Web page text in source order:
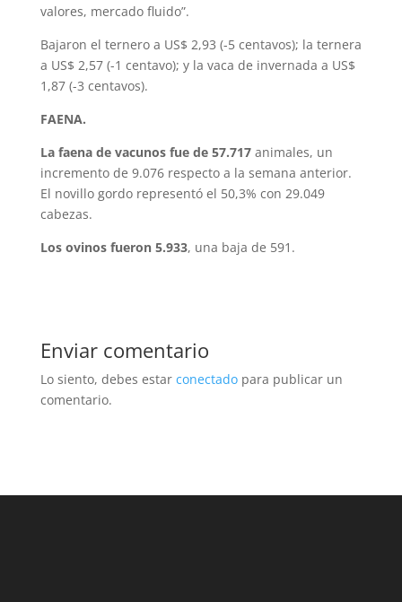
valores, mercado fluido”.
Bajaron el ternero a US$ 2,93 (-5 centavos); la ternera
a US$ 2,57 (-1 centavo); y la vaca de invernada a US$
1,87 (-3 centavos).
FAENA.
La faena de vacunos fue de 57.717 animales, un
incremento de 9.076 respecto a la semana anterior.
El novillo gordo representó el 50,3% con 29.049
cabezas.
Los ovinos fueron 5.933, una baja de 591.
Enviar comentario
Lo siento, debes estar conectadopara publicar un
comentario.